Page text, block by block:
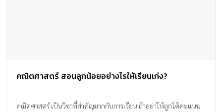
คณิตศาสตร์ สอนลูกน้อยอย่างไรให้เรียนเก่ง?
คณิตศาสตร์ เป็นวิชาที่สำคัญมากกับการเรียน ถ้าอย่าให้ลูกได้คะแนน